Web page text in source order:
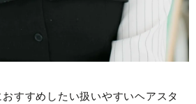
すすめしたい扱いやすいヘアスタ